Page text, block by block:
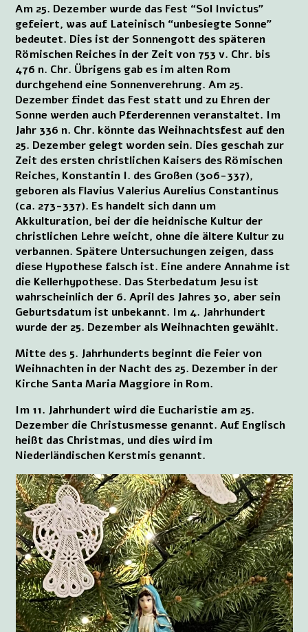
Am 25. Dezember wurde das Fest “Sol Invictus”
gefeiert, was auf Lateinisch “unbesiegte Sonne”
bedeutet. Dies ist der Sonnengott des späteren
Römischen Reiches in der Zeit von 753 v. Chr. bis
476 n. Chr. Übrigens gab es im alten Rom
durchgehend eine Sonnenverehrung. Am 25.
Dezember findet das Fest statt und zu Ehren der
Sonne werden auch Pferderennen veranstaltet. Im
Jahr 336 n. Chr. könnte das Weihnachtsfest auf den
25. Dezember gelegt worden sein. Dies geschah zur
Zeit des ersten christlichen Kaisers des Römischen
Reiches, Konstantin I. des Großen (306-337),
geboren als Flavius Valerius Aurelius Constantinus
(ca. 273-337). Es handelt sich dann um
Akkulturation, bei der die heidnische Kultur der
christlichen Lehre weicht, ohne die ältere Kultur zu
verbannen. Spätere Untersuchungen zeigen, dass
diese Hypothese falsch ist. Eine andere Annahme ist
die Kellerhypothese. Das Sterbedatum Jesu ist
wahrscheinlich der 6. April des Jahres 30, aber sein
Geburtsdatum ist unbekannt. Im 4. Jahrhundert
wurde der 25. Dezember als Weihnachten gewählt.
Mitte des 5. Jahrhunderts beginnt die Feier von
Weihnachten in der Nacht des 25. Dezember in der
Kirche Santa Maria Maggiore in Rom.
Im 11. Jahrhundert wird die Eucharistie am 25.
Dezember die Christusmesse genannt. Auf Englisch
heißt das Christmas, und dies wird im
Niederländischen Kerstmis genannt.